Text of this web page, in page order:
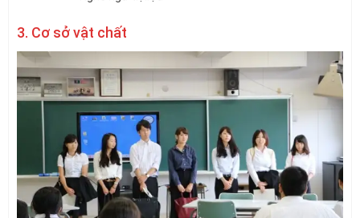
3. Cơ sở vật chất